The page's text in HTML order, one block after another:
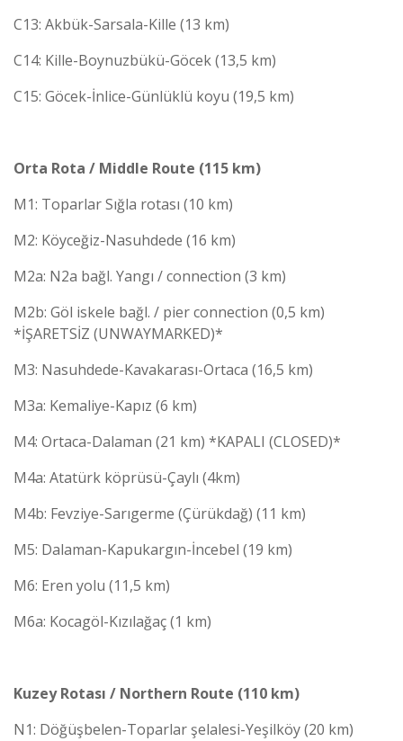
C13: Akbük-Sarsala-Kille (13 km)
C14: Kille-Boynuzbükü-Göcek (13,5 km)
C15: Göcek-İnlice-Günlüklü koyu (19,5 km)
Orta Rota / Middle Route (115 km)
M1: Toparlar Sığla rotası (10 km)
M2: Köyceğiz-Nasuhdede (16 km)
M2a: N2a bağl. Yangı / connection (3 km)
M2b: Göl iskele bağl. / pier connection (0,5 km)
*İŞARETSİZ (UNWAYMARKED)*
M3: Nasuhdede-Kavakarası-Ortaca (16,5 km)
M3a: Kemaliye-Kapız (6 km)
M4: Ortaca-Dalaman (21 km) *KAPALI (CLOSED)*
M4a: Atatürk köprüsü-Çaylı (4km)
M4b: Fevziye-Sarıgerme (Çürükdağ) (11 km)
M5: Dalaman-Kapukargın-İncebel (19 km)
M6: Eren yolu (11,5 km)
M6a: Kocagöl-Kızılağaç (1 km)
Kuzey Rotası / Northern Route (110 km)
N1: Döğüşbelen-Toparlar şelalesi-Yeşilköy (20 km)